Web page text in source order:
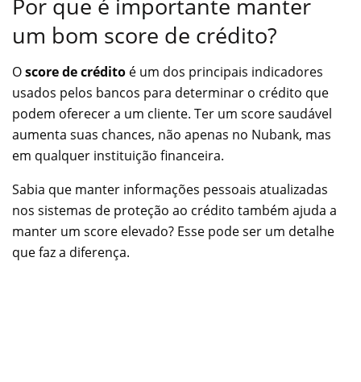
Por que é importante manter
um bom score de crédito?
Oscore de crédito é um dos principais indicadores
usados pelos bancos para determinar o crédito que
podem oferecer a um cliente. Ter um score saudável
aumenta suas chances, não apenas no Nubank, mas
em qualquer instituição financeira.
Sabia que manter informações pessoais atualizadas
nos sistemas de proteção ao crédito também ajuda a
manter um score elevado? Esse pode ser um detalhe
que faz a diferença.